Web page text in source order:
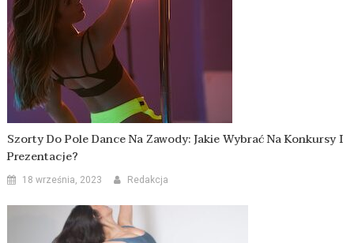
Szorty Do Pole Dance Na Zawody: Jakie Wybrać Na Konkursy I
Prezentacje?
18 września, 2023 Redakcja